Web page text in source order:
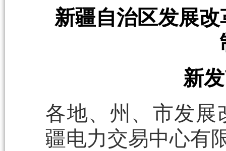
新疆自治区发展
新
各地、州、市发展
疆电力交易中心有